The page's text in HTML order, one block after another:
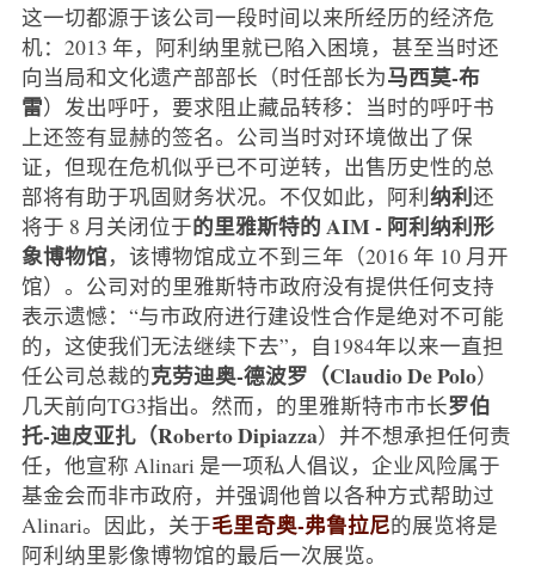
这一切都源于该公司一段时间以来所经历的经济危
机：2013 年，阿利纳里就已陷入困境，甚至当时还
向当局和文化遗产部部长（时任部长为马西莫-布
雷）发出呼吁，要求阻止藏品转移：当时的呼吁书
上还签有显赫的签名。公司当时对环境做出了保
证，但现在危机似乎已不可逆转，出售历史性的总
部将有助于巩固财务状况。不仅如此，阿利纳利还
将于 8 月关闭位于的里雅斯特的AIM - 阿利纳利形
象博物馆，该博物馆成立不到三年（2016 年 10 月开
馆）。公司对的里雅斯特市政府没有提供任何支持
表示遗憾：“与市政府进行建设性合作是绝对不可能
的，这使我们无法继续下去”，自1984年以来一直担
任公司总裁的克劳迪奥-德波罗（Claudio De Polo）
几天前向TG3指出。然而，的里雅斯特市市长罗伯
托-迪皮亚扎（Roberto Dipiazza）并不想承担任何责
任，他宣称 Alinari 是一项私人倡议，企业风险属于
基金会而非市政府，并强调他曾以各种方式帮助过
Alinari。因此，关于毛里奇奥-弗鲁拉尼的展览将是
阿利纳里影像博物馆的最后一次展览。